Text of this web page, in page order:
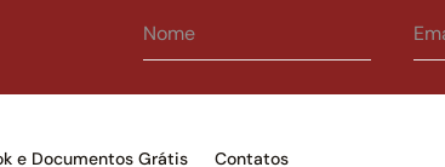
e Documentos Grátis Contatos